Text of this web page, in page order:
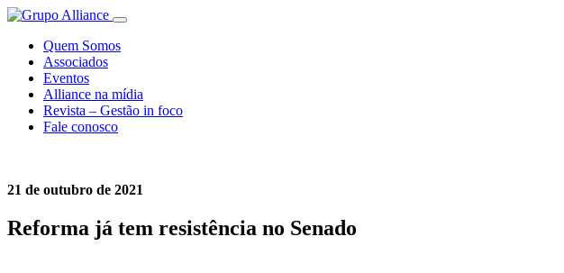
Quem Somos
Associados
Eventos
Alliance na mídia
Revista – Gestão in foco
Fale conosco
21 de outubro de 2021
Reforma já tem resistência no Senado